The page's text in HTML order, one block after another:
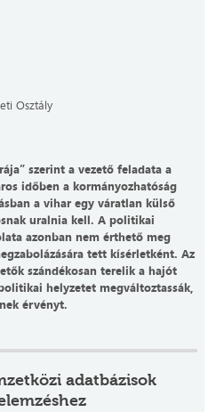
Osztály
szerint a vezető feladata a
időben a kormányozhatóság
a vihar egy váratlan külső
uralnia kell. A politikai
azonban nem érthető meg
tett kísérletként. Az
szándékosan terelik a hajót
helyzetet megváltoztassák,
érvényt.
adatbázisok